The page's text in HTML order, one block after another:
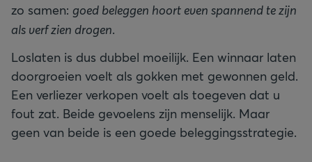
zo samen: goed beleggen hoort even spannend te zijn
als verf zien drogen.
Loslaten is dus dubbel moeilijk. Een winnaar laten
doorgroeien voelt als gokken met gewonnen geld.
Een verliezer verkopen voelt als toegeven dat u
fout zat. Beide gevoelens zijn menselijk. Maar
geen van beide is een goede beleggingsstrategie.